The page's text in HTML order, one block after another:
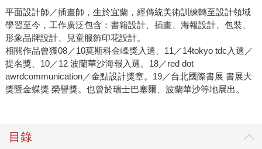
平面設計師／插畫師，生於宜蘭，經傳統美術訓練轉至設計領域
學習至今，工作廣泛包含：書籍設計、插畫、海報設計、包裝、
形象品牌設計、兒童服飾印花設計。
相關作品曾獲08／10莫斯科金峰獎入選、11／14tokyo tdc入選／
提名獎、10／12 波蘭華沙海報入選。18／red dot
awrdcommunication／金點設計獎章。19／台北國際書展 書展大
獎暨金蝶獎 榮譽獎。也曾於瑞士巴塞爾、波蘭華沙等地展出。
目錄